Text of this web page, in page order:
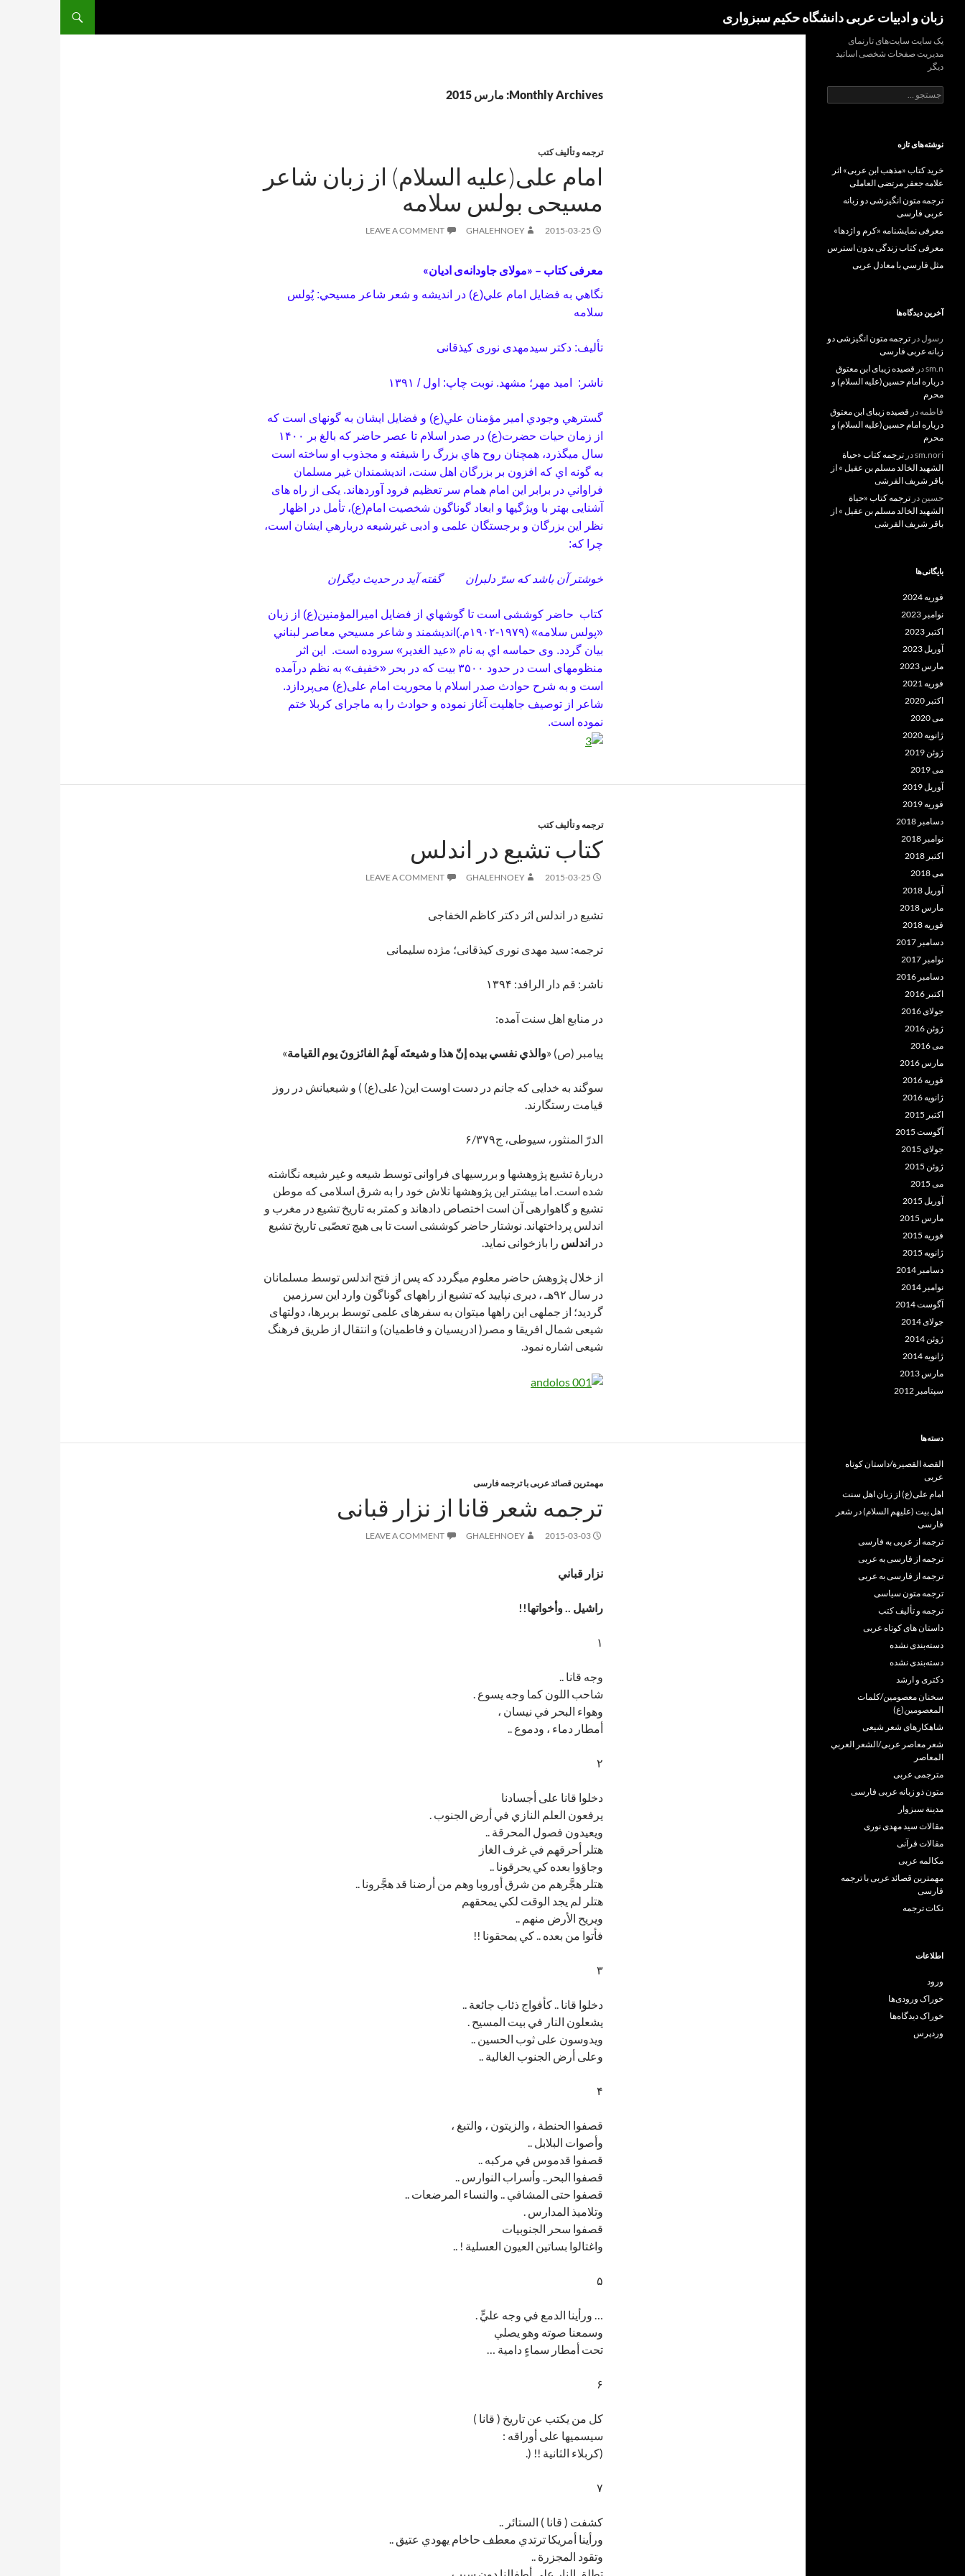
content
زبان و ادبیات عربی دانشگاه حکیم سبزواری
Monthly Archives: مارس 2015
ترجمه و تألیف کتب
امام علی(علیه السلام) از زبان شاعر
مسیحی بولس سلامه
2015-03-25
GHALEHNOEY
LEAVE A COMMENT
معرفی کتاب – «مولای جاودانه‌ی ادیان»
نگاهي به فضايل امام علي(ع) در انديشه و شعر شاعر مسيحي: پُولس
سلامه
تألیف: دکتر سیدمهدی نوری کیذقانی
ناشر: امید مهر؛ مشهد. نوبت چاپ: اول / ۱۳۹۱
گستره­ي وجودي امير مؤمنان علي(ع) و فضايل ايشان به گونه­ای است كه
از زمان حيات حضرت(ع) در صدر اسلام تا عصر حاضر كه بالغ بر ۱۴۰۰
سال مي­گذرد، همچنان روح هاي بزرگ را شيفته و مجذوب او ساخته است
به گونه اي كه افزون بر بزرگان اهل سنت، انديشمندان غير مسلمان
فراواني در برابر اين امام همام سر تعظيم فرود آورده­اند. یکی از راه های
آشنایی بهتر با ویژگی­ها و ابعاد گوناگون شخصيت امام(ع)، تأمل در اظهار
نظر اين بزرگان و برجستگان علمی و ادبی غيرشيعه درباره­ي ايشان است،
چرا كه:
خوشتر آن باشد كه سرّ دلبران گفته آيد در حديث ديگران
كتاب حاضر کوششی است تا گوشه­اي از فضايل اميرالمؤمنين(ع) از زبان
«پولس سلامه» (۱۹۰۲-۱۹۷۹م.)
انديشمند و شاعر مسيحي معاصر لبناني
بیان گردد. وی حماسه ا­ي به نام «عيد الغدير» سروده است.
این اثر
منظومه­ای است در حدود ۳۵۰۰ بیت که در بحر «خفیف» به نظم درآمده
است و به شرح حوادث صدر اسلام با محوریت امام علی(ع) می‌پردازد.
شاعر از توصیف جاهلیت آغاز نموده و حوادث را به ماجرای کربلا ختم
نموده است.
ترجمه و تألیف کتب
کتاب تشیع در اندلس
2015-03-25
GHALEHNOEY
LEAVE A COMMENT
تشیع در اندلس اثر دکتر کاظم الخفاجی
ترجمه: سید مهدی نوری کیذقانی؛ مژده سلیمانی
ناشر: قم دار الرافد: ۱۳۹۴
در منابع اهل سنت آمده:
پیامبر (ص) «والذي نفسي بيده إنّ هذا و شيعتَه لَهمُ الفائزونَ يوم القيامة»
سوگند به خدایی که جانم در دست اوست این( علی(ع) ) و شیعیانش در روز
قیامت رستگارند.
الدرّ المنثور، سیوطی، ج۶/۳۷۹
دربارۀ تشیع پژوهش­ها و بررسی­های فراوانی توسط شیعه و غیر شیعه نگاشته
شده است. اما بیشتر این پژوهش­ها تلاش خود را به شرق اسلامی که موطن
تشیع و گاهواره­ی آن است اختصاص داده­اند و کمتر به تاریخ تشیع در مغرب و
اندلس پرداخته­اند. نوشتار حاضر کوششی است تا بی هیچ تعصّبی تاریخ تشیع
در اندلس را بازخوانی نماید.
از خلال پژوهش حاضر معلوم می­گردد که پس از فتح اندلس توسط مسلمانان
در سال ۹۲هـ ، دیری نپایید که تشیع از راه­های گوناگون وارد این سرزمین
گردید؛ از جمله­ی این راه­ها می­توان به سفرهای علمی توسط بربرها، دولتهای
شیعی شمال افریقا و مصر( ادریسیان و فاطمیان) و انتقال از طریق فرهنگ
شیعی اشاره نمود.
مهمترین قصائد عربی با ترجمه فارسی
ترجمه شعر قانا از نزار قبانی
2015-03-03
GHALEHNOEY
LEAVE A COMMENT
نزار قباني
راشيل .. وأخواتها!!
۱
وجه قانا ..
شاحب اللون كما وجه يسوع .
وهواء البحر في نيسان ،
أمطار دماء ، ودموع ..
۲
دخلوا قانا على أجسادنا
يرفعون العلم النازي في أرض الجنوب .
ويعيدون فصول المحرقة ..
هتلر أحرقهم في غرف الغاز
وجاؤوا بعده كي يحرقونا ..
هتلر هجَّرهم من شرق أوروبا وهم من أرضنا قد هجَّرونا ..
هتلر لم يجد الوقت لكي يمحقهم
ويريح الأرض منهم ..
فأتوا من بعده .. كي يمحقونا !!
۳
دخلوا قانا .. كأفواج ذئاب جائعة ..
يشعلون النار في بيت المسيح .
ويدوسون على ثوب الحسين ..
وعلى أرض الجنوب الغالية ..
۴
قصفوا الحنطة ، والزيتون ، والتبغ ،
وأصوات البلابل ..
قصفوا قدموس في مركبه ..
قصفوا البحر.. وأسراب النوارس ..
قصفوا حتى المشافي .. والنساء المرضعات ..
وتلاميذ المدارس .
قصفوا سحر الجنوبيات
واغتالوا بساتين العيون العسلية ! ..
۵
… ورأينا الدمع في وجه عليٍّ .
وسمعنا صوته وهو يصلي
تحت أمطار سماءٍ دامية …
۶
كل من يكتب عن تاريخ ( قانا )
سيسميها على أوراقه :
(كربلاء الثانية !! (.
۷
كشفت ( قانا ) الستائر ..
ورأينا أمريكا ترتدي معطف حاخام يهودي عتيق ..
وتقود المجزرة ..
یک سایت سایت‌های تارنمای
مدیریت صفحات شخصی اساتید
دیگر
جستجو
برای:
نوشته‌های تازه
خرید کتاب «مذهب ابن عربی» اثر
علامه جعفر مرتضی العاملی
ترجمه متون انگیزشی دو زبانه
عربی فارسی
معرفی نمایشنامه «کرم و اژدها»
معرفی کتاب زندگی بدون استرس
مثل فارسي با معادل عربی
آخرین دیدگاه‌ها
رسول در ترجمه متون انگیزشی دو
زبانه عربی فارسی
sm.nدر قصیده زیبای ابن معتوق
درباره امام حسین(علیه السلام) و
محرم
فاطمه در قصیده زیبای ابن معتوق
درباره امام حسین(علیه السلام) و
محرم
sm.noriدر ترجمه کتاب «حیاة
الشهید الخالد مسلم بن عقیل » از
باقر شریف القرشی
حسین در ترجمه کتاب «حیاة
الشهید الخالد مسلم بن عقیل » از
باقر شریف القرشی
بایگانی‌ها
فوریه 2024
نوامبر 2023
اکتبر 2023
آوریل 2023
مارس 2023
فوریه 2021
اکتبر 2020
می 2020
ژانویه 2020
ژوئن 2019
می 2019
آوریل 2019
فوریه 2019
دسامبر 2018
نوامبر 2018
اکتبر 2018
می 2018
آوریل 2018
مارس 2018
فوریه 2018
دسامبر 2017
نوامبر 2017
دسامبر 2016
اکتبر 2016
جولای 2016
ژوئن 2016
می 2016
مارس 2016
فوریه 2016
ژانویه 2016
اکتبر 2015
آگوست 2015
جولای 2015
ژوئن 2015
می 2015
آوریل 2015
مارس 2015
فوریه 2015
ژانویه 2015
دسامبر 2014
نوامبر 2014
آگوست 2014
جولای 2014
ژوئن 2014
ژانویه 2014
مارس 2013
سپتامبر 2012
دسته‌ها
القصة القصيرة/داستان کوتاه
عربی
امام علی(ع) از زبان اهل سنت
اهل بیت (علیهم السلام) در شعر
فارسی
ترجمه از عربی به فارسی
ترجمه از فارسی به عربی
ترجمه از فارسی به عربی
ترجمه متون سیاسی
ترجمه و تألیف کتب
داستان های کوتاه عربی
دسته‌بندی نشده
دسته‌بندی نشده
دکتری و ارشد
سخنان معصومین/کلمات
المعصومین(ع)
شاهکارهای شعر شیعی
شعر معاصر عربی/الشعر العربي
المعاصر
مترجمی عربی
متون ذو زبانه عربی فارسی
مدينة سبزوار
مقالات سید مهدی نوری
مقالات قرآنی
مکالمه عربی
مهمترین قصائد عربی با ترجمه
فارسی
نکات ترجمه
اطلاعات
ورود
خوراک ورودی‌ها
خوراک دیدگاه‌ها
وردپرس